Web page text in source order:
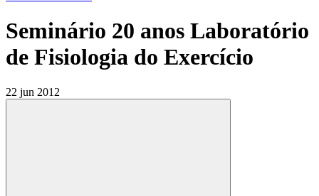
Seminário 20 anos Laboratório
de Fisiologia do Exercício
22 jun 2012